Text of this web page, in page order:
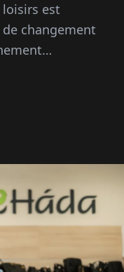
loisirs est
changement
regroupe
plate-forme